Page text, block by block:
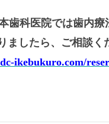
歯科医院では歯内療
ましたら、ご相談く
ikebukuro.com/